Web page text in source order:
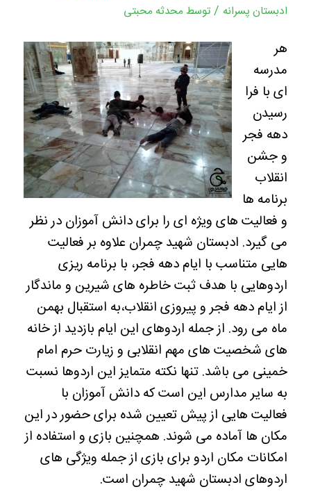
ادبستان پسرانه / توسط محدثه محبتی
هر
مدرسه
ای با فرا
رسیدن
دهه فجر
و جشن
انقلاب
برنامه ها
و فعالیت های ویژه ای را برای دانش آموزان در نظر
می گیرد. ادبستان شهید چمران علاوه بر فعالیت
هایی متناسب با ایام دهه فجر، با برنامه ریزی
اردوهایی با هدف ثبت خاطره های شیرین و ماندگار
از ایام دهه فجر و پیروزی انقلاب،به استقبال بهمن
ماه می رود. از جمله اردوهای این ایام بازدید از خانه
های شخصیت های مهم انقلابی و زیارت حرم امام
خمینی می باشد. تنها نکته متمایز این اردوها نسبت
به سایر مدارس این است که دانش آموزان با
فعالیت هایی از پیش تعیین شده برای حضور در این
مکان ها آماده می شوند. همچنین بازی و استفاده از
امکانات مکان اردو برای بازی از جمله ویژگی های
اردوهای ادبستان شهید چمران است.